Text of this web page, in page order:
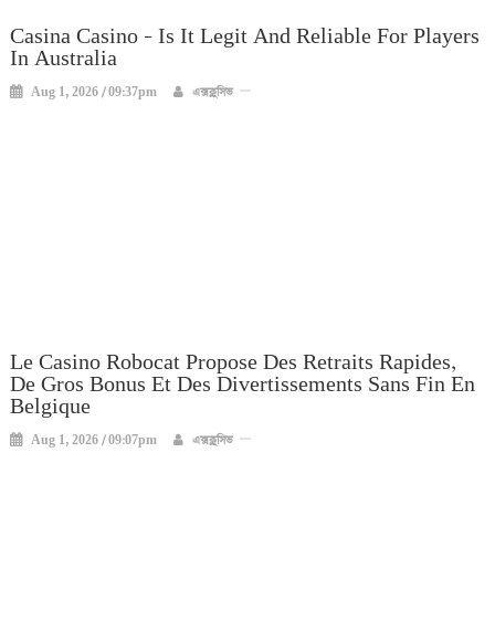
Casina Casino – Is It Legit And Reliable For Players
In Australia
Aug 1, 2026 / 09:37pm এক্সক্লুসিভ
Le Casino Robocat Propose Des Retraits Rapides,
De Gros Bonus Et Des Divertissements Sans Fin En
Belgique
Aug 1, 2026 / 09:07pm এক্সক্লুসিভ